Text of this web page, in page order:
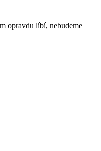
opravdu líbí, nebudeme